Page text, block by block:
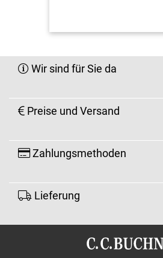
Wir sind für Sie da
Preise und Versand
Zahlungsmethoden
Lieferung